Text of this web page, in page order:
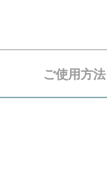
ご使用方法